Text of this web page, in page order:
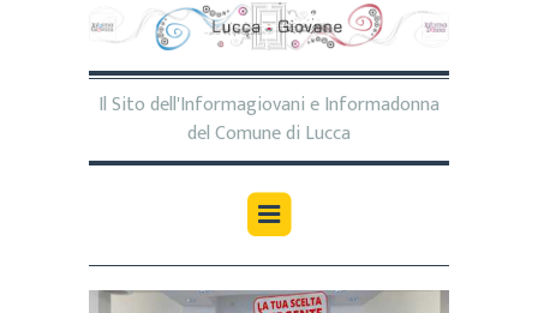
Il Sito dell'Informagiovani e Informadonna
del Comune di Lucca